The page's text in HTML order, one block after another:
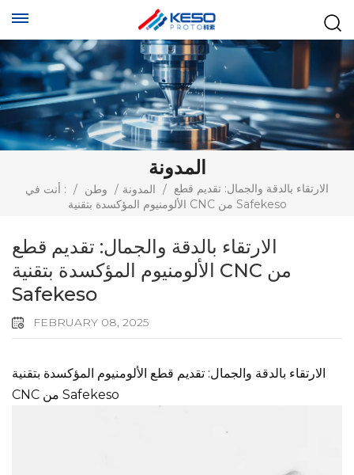
المدونة
أنت في : / وطن / المدونة / الارتقاء بالدقة والجمال: تقديم قطع
الألومنيوم المؤكسدة بتقنية CNC من Safekeso
الارتقاء بالدقة والجمال: تقديم قطع
الألومنيوم المؤكسدة بتقنية CNC من
Safekeso
FEBRUARY 08, 2025
الارتقاء بالدقة والجمال: تقديم قطع الألومنيوم المؤكسدة بتقنية
CNC من Safekeso